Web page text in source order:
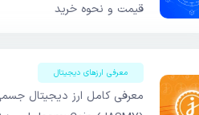
قیمت و نحوه خرید
معرفی ارزهای دیجیتال
معرفی کامل ارز دیجیتال